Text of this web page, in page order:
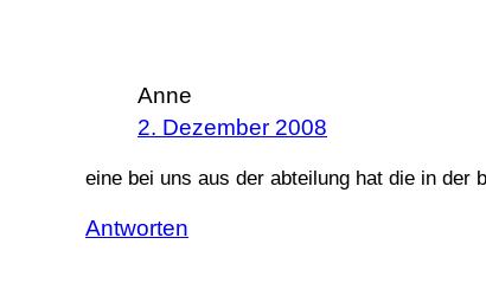
Anne
2. Dezember 2008
eine bei uns aus der abteilung hat die in der
Antworten